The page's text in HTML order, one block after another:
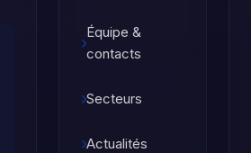
Équipe &
contacts
Secteurs
Actualités